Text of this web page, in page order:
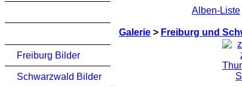
Freiburg Bilder
Schwarzwald Bilder
Alben-Liste
Galerie > Freiburg und